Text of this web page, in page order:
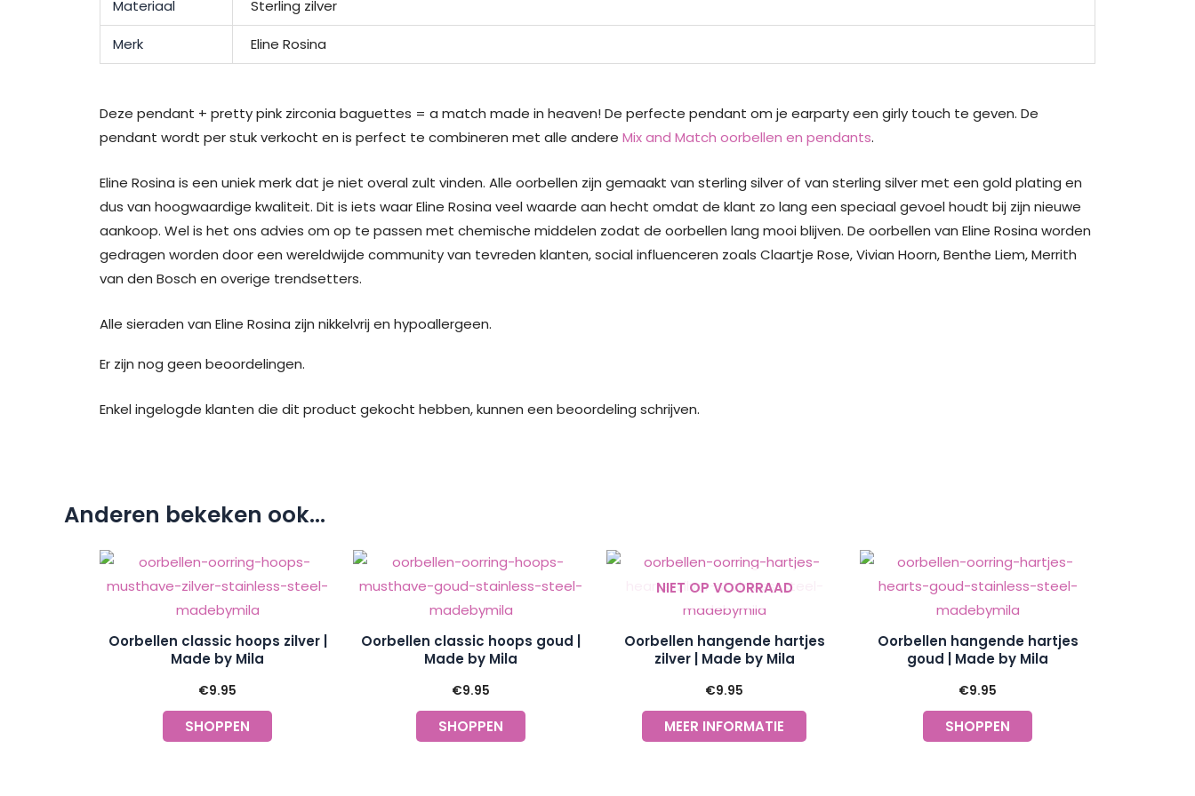
Materiaal Sterling zilver
Merk Eline Rosina
Deze pendant + pretty pink zirconia baguettes = a match made in heaven! De perfecte pendant om je earparty een girly touch te geven. De
pendant wordt per stuk verkocht en is perfect te combineren met alle andere Mix and Match oorbellen en pendants.
Eline Rosina is een uniek merk dat je niet overal zult vinden. Alle oorbellen zijn gemaakt van sterling silver of van sterling silver met een gold plating en
dus van hoogwaardige kwaliteit. Dit is iets waar Eline Rosina veel waarde aan hecht omdat de klant zo lang een speciaal gevoel houdt bij zijn nieuwe
aankoop. Wel is het ons advies om op te passen met chemische middelen zodat de oorbellen lang mooi blijven. De oorbellen van Eline Rosina worden
gedragen worden door een wereldwijde community van tevreden klanten, social influenceren zoals Claartje Rose, Vivian Hoorn, Benthe Liem, Merrith
van den Bosch en overige trendsetters.
Alle sieraden van Eline Rosina zijn nikkelvrij en hypoallergeen.
Er zijn nog geen beoordelingen.
Enkel ingelogde klanten die dit product gekocht hebben, kunnen een beoordeling schrijven.
Anderen bekeken ook...
Oorbellen classic hoops zilver |
Made by Mila
€9.95
SHOPPEN
Oorbellen classic hoops goud |
Made by Mila
€9.95
SHOPPEN
NIET OP VOORRAAD
Oorbellen hangende hartjes
zilver | Made by Mila
€9.95
MEER INFORMATIE
Oorbellen hangende hartjes
goud | Made by Mila
€9.95
SHOPPEN